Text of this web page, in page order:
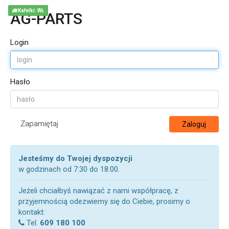
AG-PARTS
Login
Hasło
Zapamiętaj Zaloguj
Jesteśmy do Twojej dyspozycji
w godzinach od 7:30 do 18:00.
Jeżeli chciałbyś nawiązać z nami współpracę, z
przyjemnością odezwiemy się do Ciebie, prosimy o
kontakt:
Tel. 609 180 100
Kafelki: WŁ